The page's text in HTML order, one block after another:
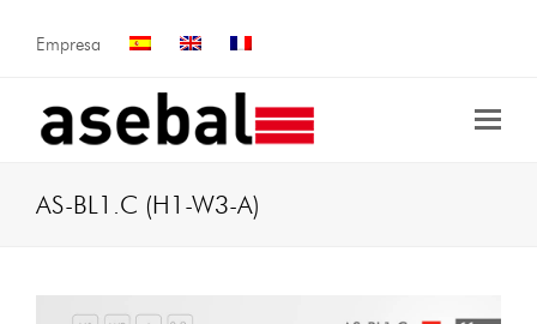
Empresa
AS-BL1.C (H1-W3-A)